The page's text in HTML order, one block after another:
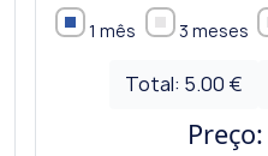
1 mês 3 meses
Total: 5.00 €
Preço: